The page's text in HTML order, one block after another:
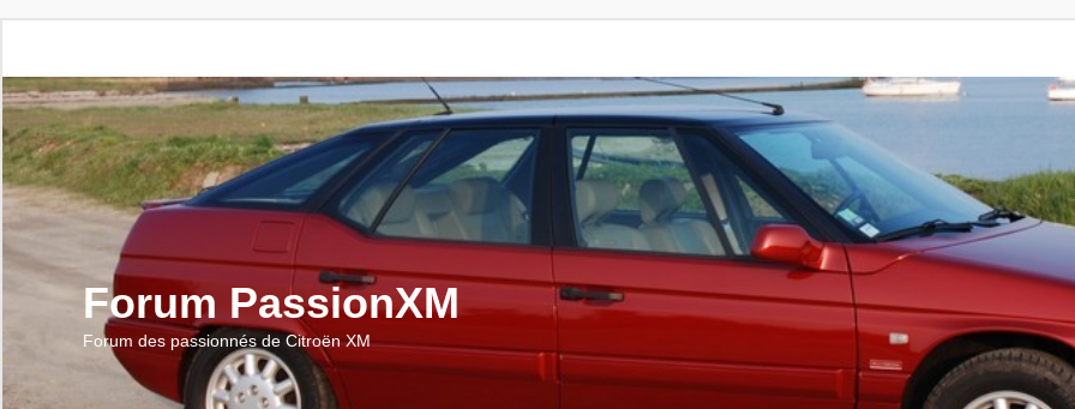
Forum PassionXM
Forum des passionnés de Citroën XM